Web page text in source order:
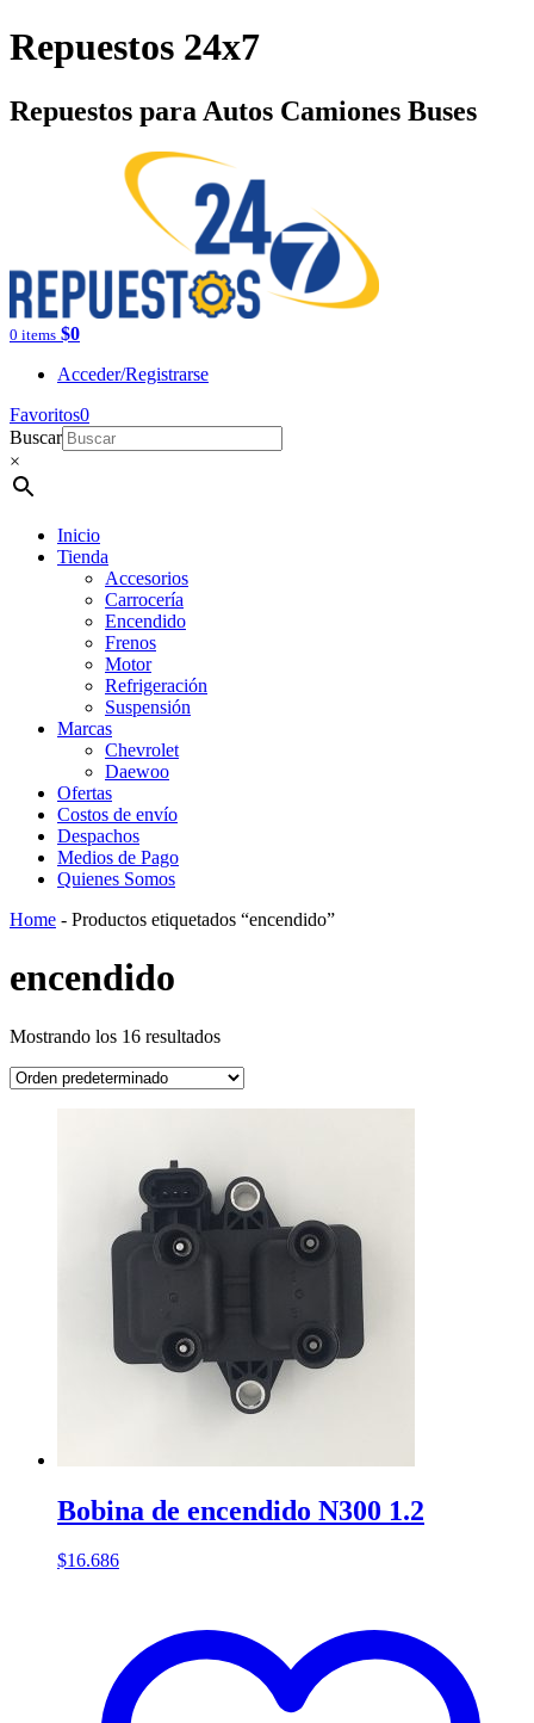
Repuestos 24x7
Repuestos para Autos Camiones Buses
0 items $0
Acceder/Registrarse
Favoritos0
Buscar
×
Inicio
Tienda
Accesorios
Carrocería
Encendido
Frenos
Motor
Refrigeración
Suspensión
Marcas
Chevrolet
Daewoo
Ofertas
Costos de envío
Despachos
Medios de Pago
Quienes Somos
Home - Productos etiquetados “encendido”
encendido
Mostrando los 16 resultados
Bobina de encendido N300 1.2
$16.686